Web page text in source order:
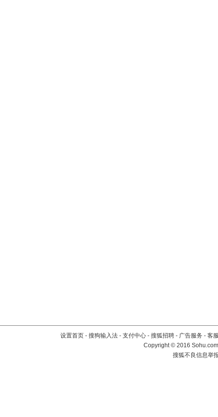
设置首页 - 搜狗输入法 - 支付中心 - 搜狐招聘 - 广告服务 - 客
Copyright©2016
搜狐不良信息举